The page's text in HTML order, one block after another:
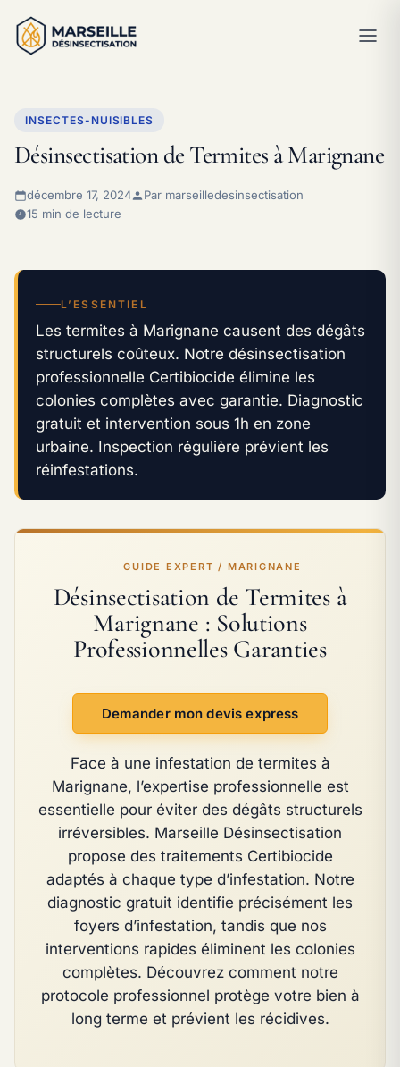
INSECTES-NUISIBLES
Désinsectisation de Termites à Marignane
décembre 17, 2024
Par marseilledesinsectisation
15 min de lecture
L’ESSENTIEL
Les termites à Marignane causent des dégâts
structurels coûteux. Notre désinsectisation
professionnelle Certibiocide élimine les
colonies complètes avec garantie. Diagnostic
gratuit et intervention sous 1h en zone
urbaine. Inspection régulière prévient les
réinfestations.
GUIDE EXPERT / MARIGNANE
Désinsectisation de Termites à
Marignane : Solutions
Professionnelles Garanties
Demander mon devis express
Face à une infestation de termites à
Marignane, l’expertise professionnelle est
essentielle pour éviter des dégâts structurels
irréversibles. Marseille Désinsectisation
propose des traitements Certibiocide
adaptés à chaque type d’infestation. Notre
diagnostic gratuit identifie précisément les
foyers d’infestation, tandis que nos
interventions rapides éliminent les colonies
complètes. Découvrez comment notre
protocole professionnel protège votre bien à
long terme et prévient les récidives.